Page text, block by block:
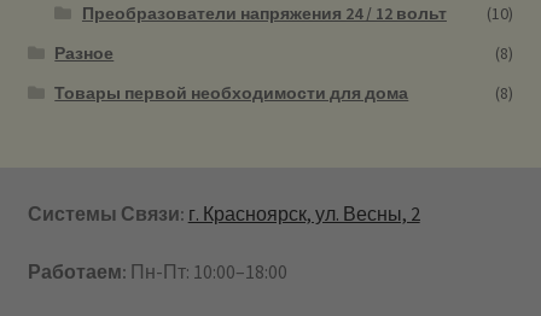
Преобразователи напряжения 24 / 12 вольт
(10)
Разное
(8)
Товары первой необходимости для дома
(8)
Системы Связи: г. Красноярск, ул. Весны, 2
Работаем: Пн-Пт: 10:00–18:00